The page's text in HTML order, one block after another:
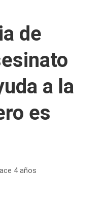
de
a la
es
4 años